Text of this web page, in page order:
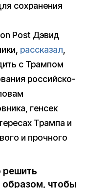
сохранения
Post Дэвид
рассказал,
с Трампом
российско-
генсек
Трампа и
и прочного
решить
образом, чтобы